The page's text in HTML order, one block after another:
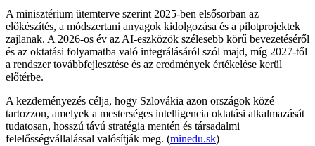
A minisztérium ütemterve szerint 2025-ben elsősorban az
előkészítés, a módszertani anyagok kidolgozása és a pilotprojektek
zajlanak. A 2026-os év az AI-eszközök szélesebb körű bevezetéséről
és az oktatási folyamatba való integrálásáról szól majd, míg 2027-től
a rendszer továbbfejlesztése és az eredmények értékelése kerül
előtérbe.
A kezdeményezés célja, hogy Szlovákia azon országok közé
tartozzon, amelyek a mesterséges intelligencia oktatási alkalmazását
tudatosan, hosszú távú stratégia mentén és társadalmi
felelősségvállalással valósítják meg. (minedu.sk)